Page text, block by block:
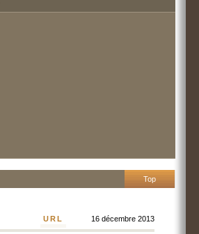
Top
URL 16 décembre 2013